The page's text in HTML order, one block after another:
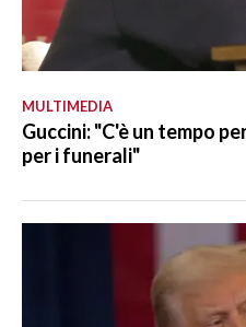
MULTIMEDIA
Guccini: "C'è un tempo
per i funerali"